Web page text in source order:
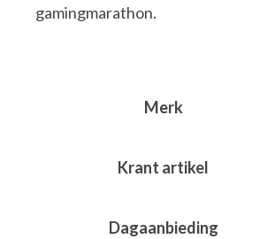
gamingmarathon.
Merk
Krant artikel
Dagaanbieding